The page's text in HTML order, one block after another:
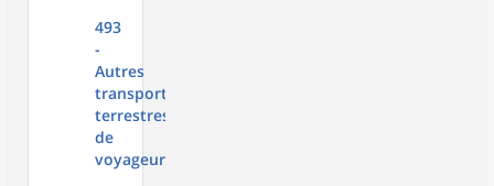
493
-
Autres
transports
terrestres
de
voyageurs